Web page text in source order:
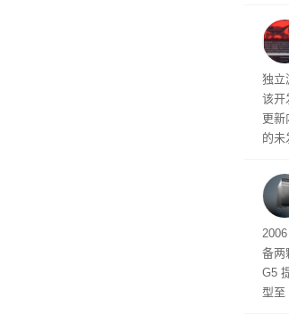
独立
该开
更新
的未
备两
G5
型至